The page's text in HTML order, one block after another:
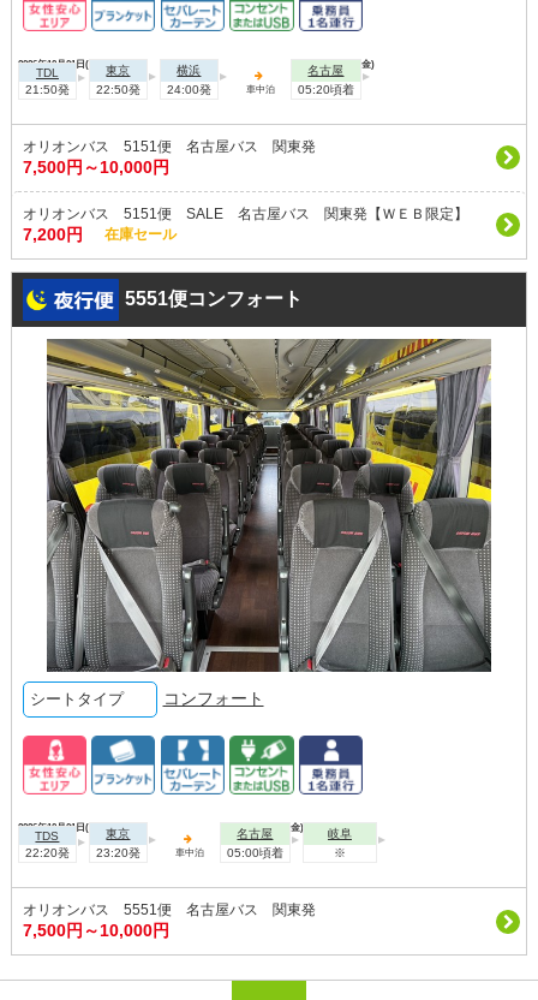
2026年10月01日(木)
TDL
21:50発
東京
22:50発
横浜
24:00発
車中泊
2026年10月02日(金)
名古屋
05:20頃着
オリオンバス 5151便 名古屋バス 関東発
7,500円～10,000円
オリオンバス 5151便 SALE 名古屋バス 関東発【ＷＥＢ限定】
7,200円 在庫セール
5551便コンフォート
シートタイプ コンフォート
2026年10月01日(木)
TDS
22:20発
東京
23:20発
車中泊
2026年10月02日(金)
名古屋
05:00頃着
岐阜
※
オリオンバス 5551便 名古屋バス 関東発
7,500円～10,000円